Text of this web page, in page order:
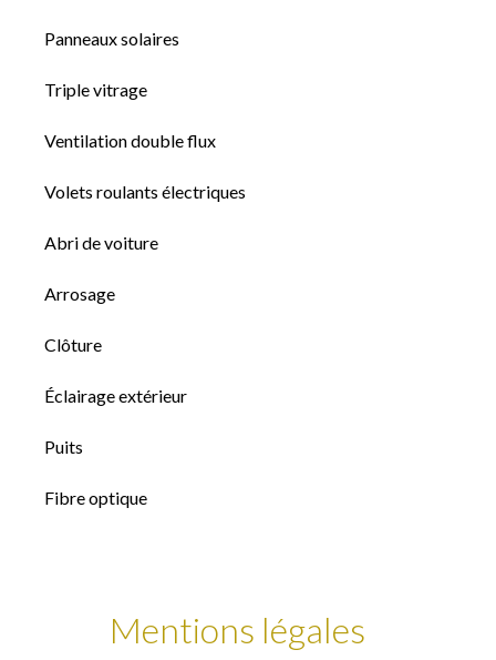
Panneaux solaires
Triple vitrage
Ventilation double flux
Volets roulants électriques
Abri de voiture
Arrosage
Clôture
Éclairage extérieur
Puits
Fibre optique
Mentions légales